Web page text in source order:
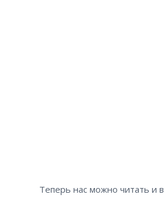
Теперь нас можно читать и в